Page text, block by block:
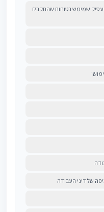
שמימש בטוחות שהתקבלו